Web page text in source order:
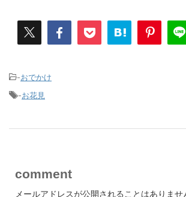
-おでかけ
-お花見
comment
メールアドレスが公開されることはありませ